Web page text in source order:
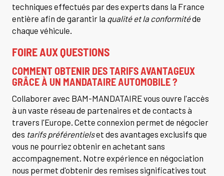
techniques effectués par des experts dans la France
entière afin de garantir la qualité et la conformitéde
chaque véhicule.
FOIRE AUX QUESTIONS
COMMENT OBTENIR DES TARIFS AVANTAGEUX
GRÂCE À UN MANDATAIRE AUTOMOBILE ?
Collaborer avec BAM-MANDATAIRE vous ouvre l'accès
à un vaste réseau de partenaires et de contacts à
travers l'Europe. Cette connexion permet de négocier
des tarifs préférentielset des avantages exclusifs que
vous ne pourriez obtenir en achetant sans
accompagnement. Notre expérience en négociation
nous permet d'obtenir des remises significatives tout